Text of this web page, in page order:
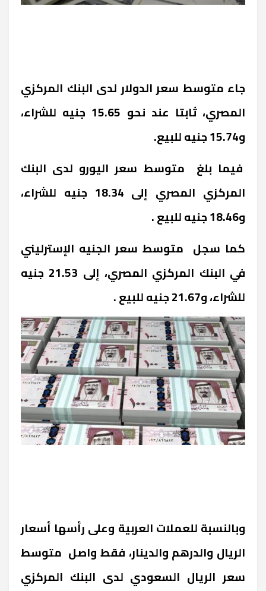
جاء متوسط سعر الدولار لدى البنك المركزي
المصري، ثابتا عند نحو 15.65 جنيه للشراء،
و15.74 جنيه للبيع.
فيما بلغ متوسط سعر اليورو لدى البنك
المركزي المصري إلى 18.34 جنيه للشراء،
و18.46 جنيه للبيع .
كما سجل متوسط سعر الجنيه الإسترليني
في البنك المركزي المصري، إلى 21.53 جنيه
للشراء، و21.67 جنيه للبيع .
وبالنسبة للعملات العربية وعلى رأسها أسعار
الريال والدرهم والدينار، فقط واصل متوسط
سعر الريال السعودي لدى البنك المركزي